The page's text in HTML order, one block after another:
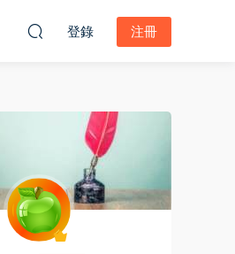
登錄 注冊